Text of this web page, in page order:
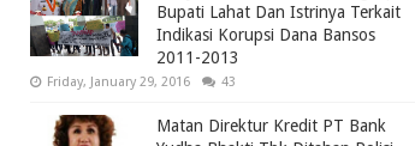
Bupati Lahat Dan Istrinya Terkait
Indikasi Korupsi Dana Bansos
2011-2013
Friday, January 29, 2016 43
Matan Direktur Kredit PT Bank